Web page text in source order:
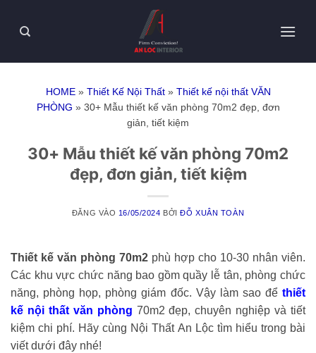
HOME» Thiết Kế Nội Thất» Thiết kế nội thất VĂN
PHÒNG » 30+ Mẫu thiết kế văn phòng 70m2 đẹp, đơn
giản, tiết kiệm
30+ Mẫu thiết kế văn phòng 70m2
đẹp, đơn giản, tiết kiệm
ĐĂNG VÀO 16/05/2024 BỞIĐỖ XUÂN TOÀN
Thiết kế văn phòng 70m2 phù hợp cho 10-30 nhân viên.
Các khu vực chức năng bao gồm quầy lễ tân, phòng chức
năng, phòng họp, phòng giám đốc. Vậy làm sao để thiết
kế nội thất văn phòng 70m2 đẹp, chuyên nghiệp và tiết
kiệm chi phí. Hãy cùng Nội Thất An Lộc tìm hiểu trong bài
viết dưới đây nhé!